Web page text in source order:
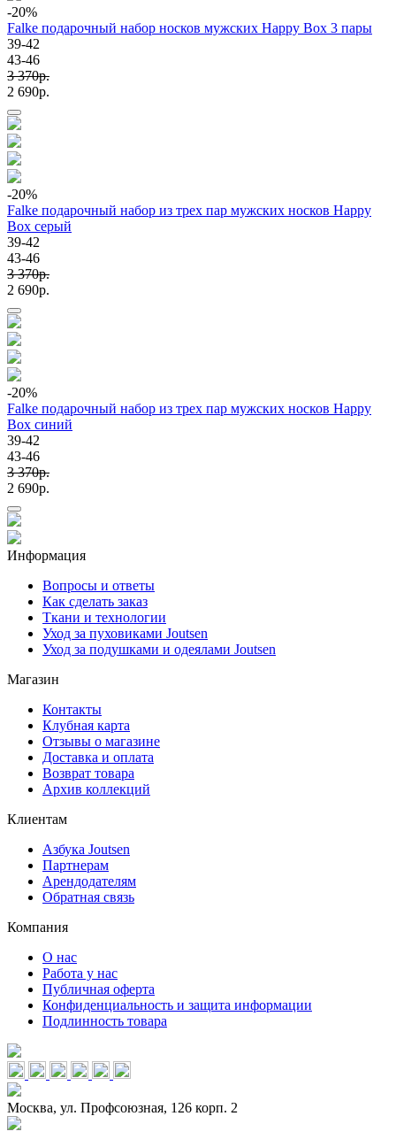
-20%
Falke подарочный набор носков мужских Happy Box 3 пары
39-42
43-46
3 370p.
2 690p.
-20%
Falke подарочный набор из трех пар мужских носков Happy
Box серый
39-42
43-46
3 370p.
2 690p.
-20%
Falke подарочный набор из трех пар мужских носков Happy
Box синий
39-42
43-46
3 370p.
2 690p.
Информация
Вопросы и ответы
Как сделать заказ
Ткани и технологии
Уход за пуховиками Joutsen
Уход за подушками и одеялами Joutsen
Магазин
Контакты
Клубная карта
Отзывы о магазине
Доставка и оплата
Возврат товара
Архив коллекций
Клиентам
Азбука Joutsen
Партнерам
Арендодателям
Обратная связь
Компания
О нас
Работа у нас
Публичная оферта
Конфиденциальность и защита информации
Подлинность товара
Москва, ул. Профсоюзная, 126 корп. 2